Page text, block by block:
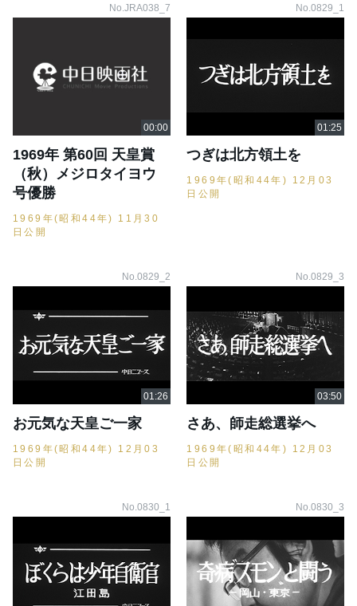
No.JRA038_7
1969年 第60回 天皇賞
（秋）メジロタイヨウ
号優勝
1969年(昭和44年) 11月30
日公開
No.0829_1
つぎは北方領土を
1969年(昭和44年) 12月03
日公開
No.0829_2
お元気な天皇ご一家
1969年(昭和44年) 12月03
日公開
No.0829_3
さあ、師走総選挙へ
1969年(昭和44年) 12月03
日公開
No.0830_1 No.0830_3